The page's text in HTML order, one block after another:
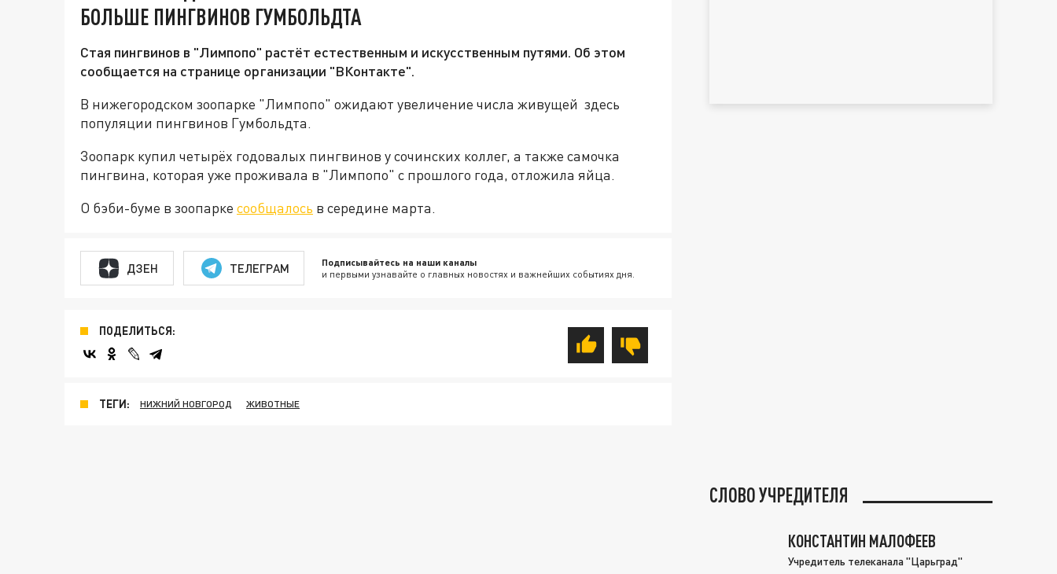
БОЛЬШЕ ПИНГВИНОВ ГУМБОЛЬДТА
Стая пингвинов в "Лимпопо" растёт естественным и искусственным путями. Об этом
сообщается на странице организации "ВКонтакте".
В нижегородском зоопарке "Лимпопо" ожидают увеличение числа живущей здесь
популяции пингвинов Гумбольдта.
Зоопарк купил четырёх годовалых пингвинов у сочинских коллег, а также самочка
пингвина, которая уже проживала в "Лимпопо" с прошлого года, отложила яйца.
О бэби-буме в зоопарке сообщалось в середине марта.
ДЗЕН ТЕЛЕГРАМ Подписывайтесь на наши каналы
и первыми узнавайте о главных новостях и важнейших событиях дня.
ПОДЕЛИТЬСЯ:
ТЕГИ: НИЖНИЙ НОВГОРОД ЖИВОТНЫЕ
СЛОВО УЧРЕДИТЕЛЯ
КОНСТАНТИН МАЛОФЕЕВ
Учредитель телеканала "Царьград"